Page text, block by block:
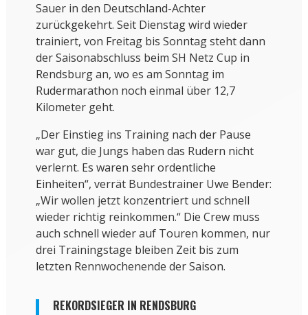
Sauer in den Deutschland-Achter
zurückgekehrt. Seit Dienstag wird wieder
trainiert, von Freitag bis Sonntag steht dann
der Saisonabschluss beim SH Netz Cup in
Rendsburg an, wo es am Sonntag im
Rudermarathon noch einmal über 12,7
Kilometer geht.
„Der Einstieg ins Training nach der Pause
war gut, die Jungs haben das Rudern nicht
verlernt. Es waren sehr ordentliche
Einheiten“, verrät Bundestrainer Uwe Bender:
„Wir wollen jetzt konzentriert und schnell
wieder richtig reinkommen.“ Die Crew muss
auch schnell wieder auf Touren kommen, nur
drei Trainingstage bleiben Zeit bis zum
letzten Rennwochenende der Saison.
REKORDSIEGER IN RENDSBURG